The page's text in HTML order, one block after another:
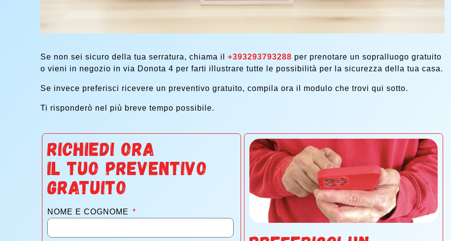
Se non sei sicuro della tua serratura, chiama il +393293793288 per prenotare un sopralluogo gratuito
o vieni in negozio in via Donota 4 per farti illustrare tutte le possibilità per la sicurezza della tua casa.
Se invece preferisci ricevere un preventivo gratuito, compila ora il modulo che trovi qui sotto.
Ti risponderò nel più breve tempo possibile.
RICHIEDI ORA
IL TUO PREVENTIVO
GRATUITO
NOME E COGNOME